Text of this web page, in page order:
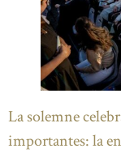
La solemne
importantes: la